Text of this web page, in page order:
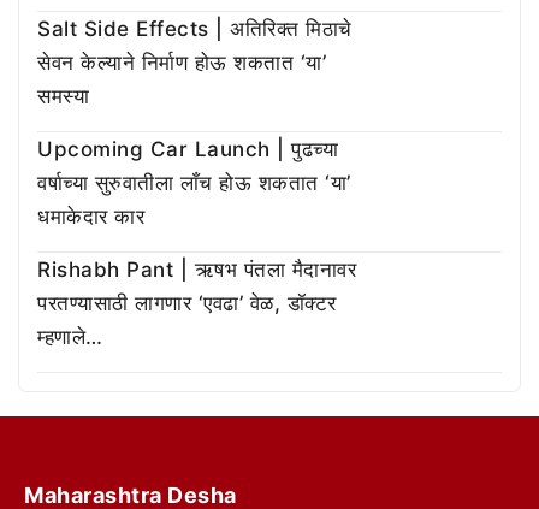
Salt Side Effects | अतिरिक्त मिठाचे
सेवन केल्याने निर्माण होऊ शकतात ‘या’
समस्या
Upcoming Car Launch | पुढच्या
वर्षाच्या सुरुवातीला लाँच होऊ शकतात ‘या’
धमाकेदार कार
Rishabh Pant | ऋषभ पंतला मैदानावर
परतण्यासाठी लागणार ‘एवढा’ वेळ, डॉक्टर
म्हणाले…
Maharashtra Desha